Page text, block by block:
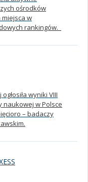
ośrodków
w
rankingów.
wyniki VIII
naukowej w Polsce
– badaczy